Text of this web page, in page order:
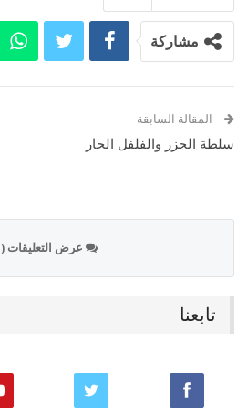
مشاركة
المقالة السابقة
سلطة الجزر والفلفل الحار
عرض التعليقات (2)
تابعنا